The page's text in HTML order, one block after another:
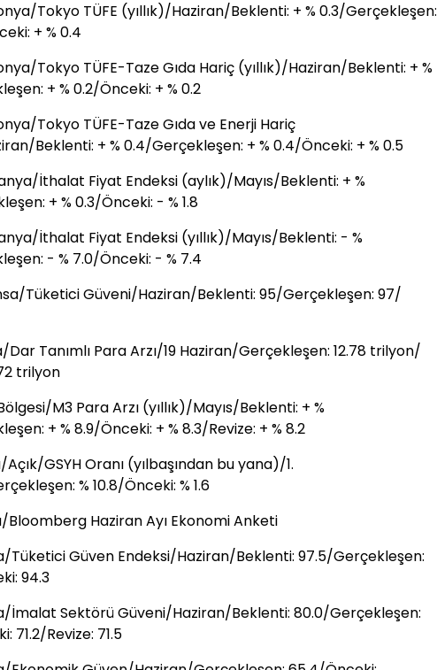
Tokyo TÜFE (yıllık)/Haziran/Beklenti: + % 0.3/Gerçekleşen:
+ % 0.4
Tokyo TÜFE-Taze Gıda Hariç (yıllık)/Haziran/Beklenti: + %
+ % 0.2/Önceki: + % 0.2
Tokyo TÜFE-Taze Gıda ve Enerji Hariç
Beklenti: + % 0.4/Gerçekleşen: + % 0.4/Önceki: + % 0.5
İthalat Fiyat Endeksi (aylık)/Mayıs/Beklenti: + %
+ % 0.3/Önceki: - % 1.8
İthalat Fiyat Endeksi (yıllık)/Mayıs/Beklenti: - %
- % 7.0/Önceki: - % 7.4
Tüketici Güveni/Haziran/Beklenti: 95/Gerçekleşen: 97/
Dar Tanımlı Para Arzı/19 Haziran/Gerçekleşen: 12.78 trilyon/
trilyon
M3 Para Arzı (yıllık)/Mayıs/Beklenti: + %
+ % 8.9/Önceki: + % 8.3/Revize: + % 8.2
GSYH Oranı (yılbaşından bu yana)/1.
% 10.8/Önceki: % 1.6
Bloomberg Haziran Ayı Ekonomi Anketi
Tüketici Güven Endeksi/Haziran/Beklenti: 97.5/Gerçekleşen:
94.3
İmalat Sektörü Güveni/Haziran/Beklenti: 80.0/Gerçekleşen:
71.2/Revize: 71.5